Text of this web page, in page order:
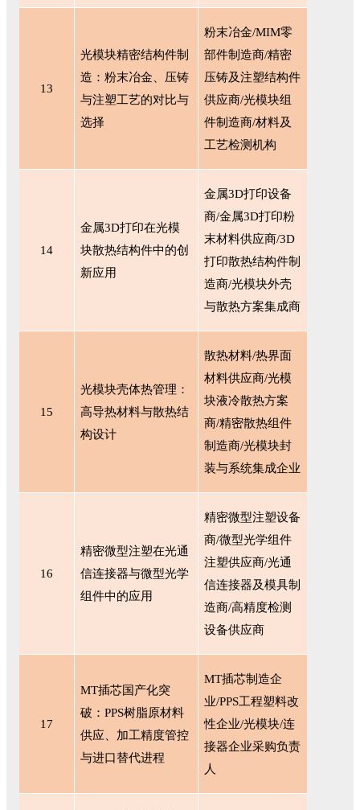
13
光模块精密结构件制
造：粉末冶金、压铸
与注塑工艺的对比与
选择
粉末冶金/MIM零
部件制造商/精密
压铸及注塑结构件
供应商/光模块组
件制造商/材料及
工艺检测机构
14
金属3D打印在光模
块散热结构件中的创
新应用
金属3D打印设备
商/金属3D打印粉
末材料供应商/3D
打印散热结构件制
造商/光模块外壳
与散热方案集成商
15
光模块壳体热管理：
高导热材料与散热结
构设计
散热材料/热界面
材料供应商/光模
块液冷散热方案
商/精密散热组件
制造商/光模块封
装与系统集成企业
16
精密微型注塑在光通
信连接器与微型光学
组件中的应用
精密微型注塑设备
商/微型光学组件
注塑供应商/光通
信连接器及模具制
造商/高精度检测
设备供应商
17
MT插芯国产化突
破：PPS树脂原材料
供应、加工精度管控
与进口替代进程
MT插芯制造企
业/PPS工程塑料改
性企业/光模块/连
接器企业采购负责
人